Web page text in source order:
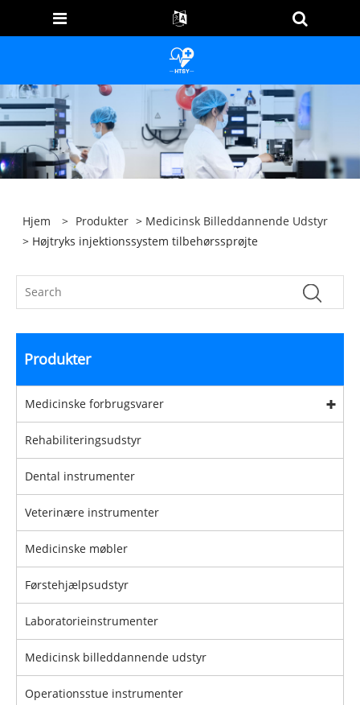
Hjem > Produkter > Medicinsk Billeddannende Udstyr
> Højtryks injektionssystem tilbehørssprøjte
Produkter
Medicinske forbrugsvarer
Rehabiliteringsudstyr
Dental instrumenter
Veterinære instrumenter
Medicinske møbler
Førstehjælpsudstyr
Laboratorieinstrumenter
Medicinsk billeddannende udstyr
Operationsstue instrumenter